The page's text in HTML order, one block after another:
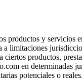
productos y servicios
a limitaciones
ciertos productos,
en determinadas
potenciales o reales.